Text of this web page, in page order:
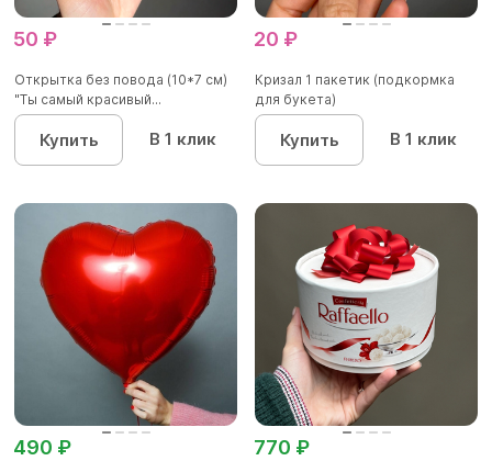
50 ₽
Открытка без повода (10*7 см)
"Ты самый красивый...
Купить В 1 клик
20 ₽
Кризал 1 пакетик (подкормка
для букета)
Купить В 1 клик
490 ₽ 770 ₽